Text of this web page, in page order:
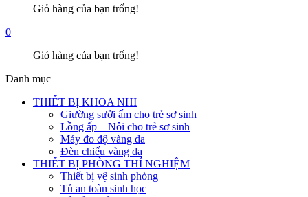
Giỏ hàng của bạn trống!
0
Giỏ hàng của bạn trống!
Danh mục
THIẾT BỊ KHOA NHI
Giường sưởi ấm cho trẻ sơ sinh
Lồng ấp – Nôi cho trẻ sơ sinh
Máy đo độ vàng da
Đèn chiếu vàng da
THIẾT BỊ PHÒNG THÍ NGHIỆM
Thiết bị vệ sinh phòng
Tủ an toàn sinh học